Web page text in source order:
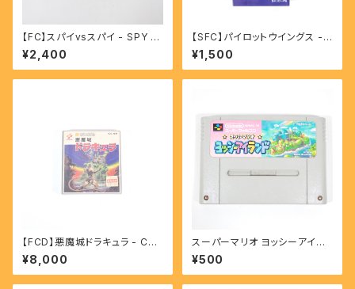
【FC】スパイvsスパイ - SPY V
S SPY
¥2,400
【SFC】パイロットウイングス -
Pilotwings
¥1,500
【FCD】悪魔城ドラキュラ - Cas
tlevania
¥8,000
スーパーマリオ ヨッシーアイラ
ンド - SUPER MARIO YOSS
Y ISLAND 【SFC】
¥500